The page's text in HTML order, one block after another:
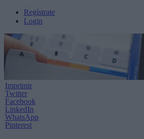
Regístrate
Login
Imprimir
Twitter
Facebook
LinkedIn
WhatsApp
Pinterest